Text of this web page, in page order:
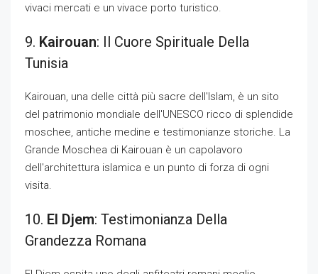
vivaci mercati e un vivace porto turistico.
9. Kairouan: Il Cuore Spirituale Della
Tunisia
Kairouan, una delle città più sacre dell'Islam, è un sito
del patrimonio mondiale dell'UNESCO ricco di splendide
moschee, antiche medine e testimonianze storiche. La
Grande Moschea di Kairouan è un capolavoro
dell'architettura islamica e un punto di forza di ogni
visita.
10. El Djem: Testimonianza Della
Grandezza Romana